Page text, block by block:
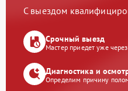
С выездом
Срочный выезд
Мастер приедет уже
Диагностика и
Определим причину